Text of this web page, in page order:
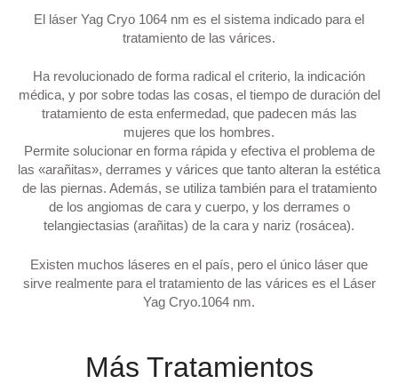
El láser Yag Cryo 1064 nm es el sistema indicado para el
tratamiento de las várices.
Ha revolucionado de forma radical el criterio, la indicación
médica, y por sobre todas las cosas, el tiempo de duración del
tratamiento de esta enfermedad, que padecen más las
mujeres que los hombres.
Permite solucionar en forma rápida y efectiva el problema de
las «arañitas», derrames y várices que tanto alteran la estética
de las piernas. Además, se utiliza también para el tratamiento
de los angiomas de cara y cuerpo, y los derrames o
telangiectasias (arañitas) de la cara y nariz (rosácea).
Existen muchos láseres en el país, pero el único láser que
sirve realmente para el tratamiento de las várices es el Láser
Yag Cryo.1064 nm.
Más Tratamientos